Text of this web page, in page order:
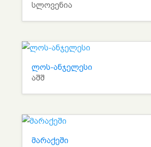
სლოვენია
ლოს-ანჯელესი
აშშ
მარაქეში